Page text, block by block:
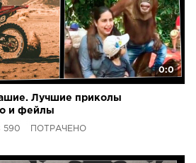
0:0
Лучшие приколы
и фейлы
590 ПОТРАЧЕНО